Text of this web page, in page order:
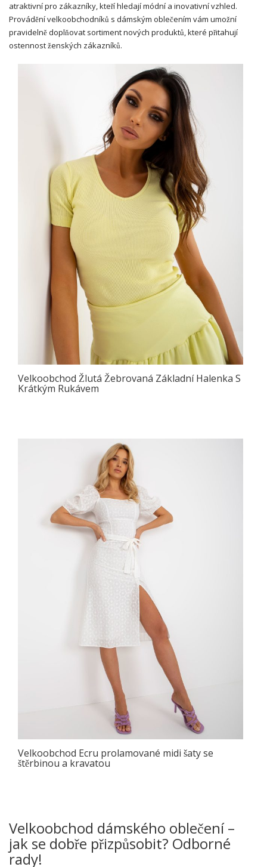
atraktivní pro zákazníky, kteří hledají módní a inovativní vzhled.
Provádění velkoobchodníků s dámským oblečením vám umožní
pravidelně doplňovat sortiment nových produktů, které přitahují
ostennost ženských zákazníků.
Velkoobchod Žlutá Žebrovaná Základní Halenka S
Krátkým Rukávem
Velkoobchod Ecru prolamované midi šaty se
štěrbinou a kravatou
Velkoobchod dámského oblečení –
jak se dobře přizpůsobit? Odborné
rady!